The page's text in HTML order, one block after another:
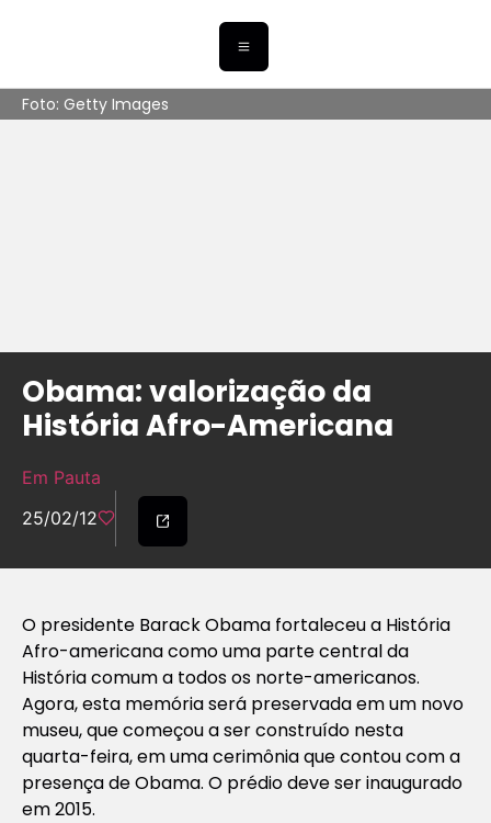
Foto: Getty Images
Obama: valorização da
História Afro-Americana
Em Pauta
25/02/12
O presidente Barack Obama fortaleceu a História
Afro-americana como uma parte central da
História comum a todos os norte-americanos.
Agora, esta memória será preservada em um novo
museu, que começou a ser construído nesta
quarta-feira, em uma cerimônia que contou com a
presença de Obama. O prédio deve ser inaugurado
em 2015.